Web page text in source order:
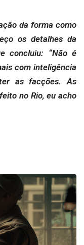
da forma como
os detalhes da
concluiu: “Não é
com inteligência
as facções. As
no Rio, eu acho